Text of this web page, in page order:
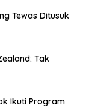
Tewas Ditusuk
Tak
Ikuti Program